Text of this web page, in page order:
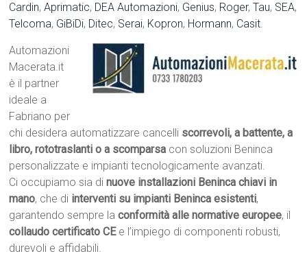
Cardin,Aprimatic, DEA Automazioni, Genius, Roger,Tau, SEA,
Telcoma, GiBiDi, Ditec, Serai, Kopron, Hormann, Casit.
Automazioni
Macerata.it
è il partner
ideale a
Fabriano per
chi desidera automatizzare cancelli scorrevoli, a battente, a
libro, rototraslanti o a scomparsa con soluzioni Beninca
personalizzate e impianti tecnologicamente avanzati.
Ci occupiamo sia dinuove installazioni Beninca chiavi in
mano, che di interventi su impianti Beninca esistenti,
garantendo sempre laconformità alle normative europee, il
collaudo certificato CEe l’impiego di componenti robusti,
durevoli e affidabili.